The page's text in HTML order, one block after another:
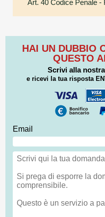
Art. 40 Codice Penale -
HAI UN DUBBIO
QUESTO
Scrivi alla
e ricevi la tua risposta
Email